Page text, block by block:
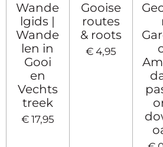
Wande
lgids |
Wande
len in
Gooi
en
Vechts
treek
€ 17,95
Gooise
routes
& roots
€ 4,95